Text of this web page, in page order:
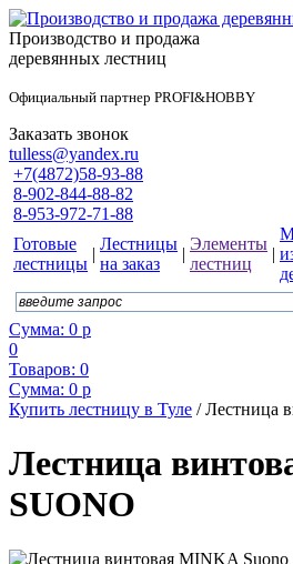
Производство и продажа
деревянных лестниц
Официальный партнер PROFI&HOBBY
Заказать звонок
tulless@yandex.ru
+7(4872)58-93-88
8-902-844-88-82
8-953-972-71-88
Готовые
лестницы
|
Лестницы
на заказ
|
Элементы
лестниц
|
Сумма: 0 р
0
Товаров: 0
Сумма: 0 р
Купить лестницу в Туле / Лестница
Лестница
SUONO